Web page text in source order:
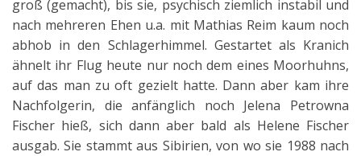
groß (gemacht), bis sie, psychisch ziemlich instabil und
nach mehreren Ehen u.a. mit Mathias Reim kaum noch
abhob in den Schlagerhimmel. Gestartet als Kranich
ähnelt ihr Flug heute nur noch dem eines Moorhuhns,
auf das man zu oft gezielt hatte. Dann aber kam ihre
Nachfolgerin, die anfänglich noch Jelena Petrowna
Fischer hieß, sich dann aber bald als Helene Fischer
ausgab. Sie stammt aus Sibirien, von wo sie 1988 nach